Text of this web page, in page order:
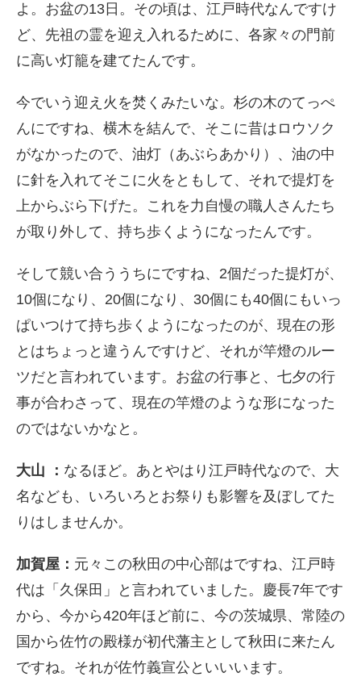
よ。お盆の13 日。その頃は、江戸時代なんですけ
ど、先祖の霊を迎え入れるために、各家々の門前
に高い灯籠を建てたんです。
今でいう迎え火を焚くみたいな。杉の木のてっぺ
んにですね、横木を結んで、そこに昔はロウソク
がなかったので、油灯（あぶらあかり）、油の中
に針を入れてそこに火をともして、それで提灯を
上からぶら下げた。これを力自慢の職人さんたち
が取り外して、持ち歩くようになったんです。
そして競い合ううちにですね、 2個だった提灯が、
10個になり、 20個になり、 30個にも40個にもいっ
ぱいつけて持ち歩くようになったのが、現在の形
とはちょっと違うんですけど、それが竿燈のルー
ツだと言われています。お盆の行事と、七夕の行
事が合わさって、現在の竿燈のような形になった
のではないかなと。
大山 ： なるほど。あとやはり江戸時代なので、大
名なども、いろいろとお祭りも影響を及ぼしてた
りはしませんか。
加賀屋： 元々この秋田の中心部はですね、江戸時
代は「久保田」と言われていました。慶長7年です
から、今から420年ほど前に、今の茨城県、常陸の
国から佐竹の殿様が初代藩主として秋田に来たん
ですね。それが佐竹義宣公といいいます。